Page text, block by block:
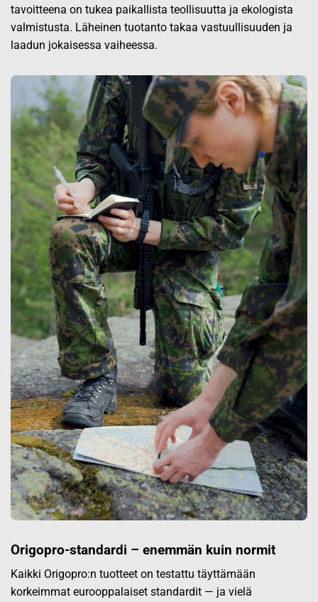
tavoitteena on tukea paikallista teollisuutta ja ekologista
valmistusta. Läheinen tuotanto takaa vastuullisuuden ja
laadun jokaisessa vaiheessa.
Origopro-standardi – enemmän kuin normit
Kaikki Origopro:n tuotteet on testattu täyttämään
korkeimmat eurooppalaiset standardit — ja vielä